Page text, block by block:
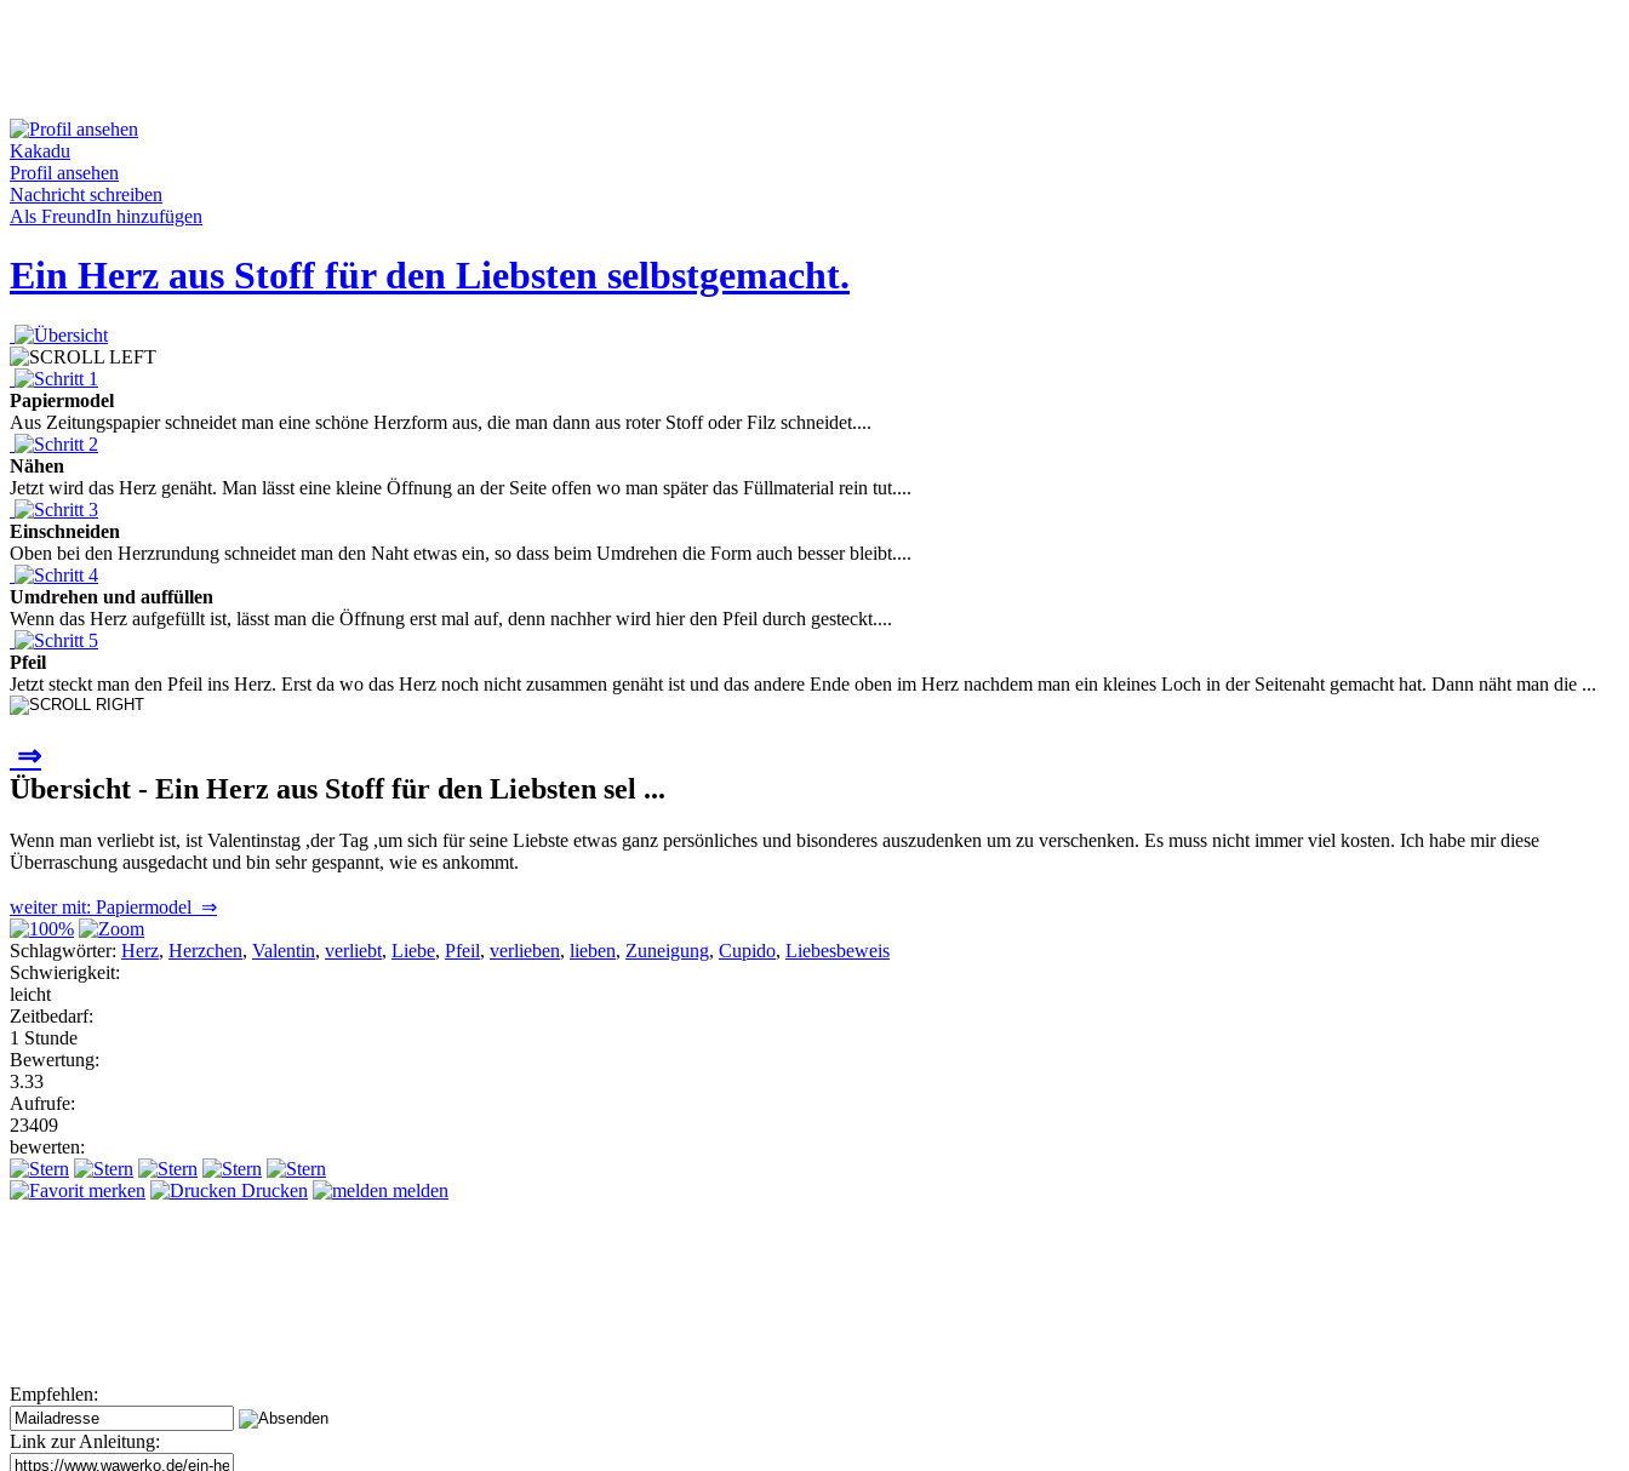
Kakadu
Profil ansehen
Nachricht schreiben
Als FreundIn hinzufügen
Ein Herz aus Stoff für den Liebsten selbstgemacht.
Papiermodel
Aus Zeitungspapier schneidet man eine schöne Herzform aus, die man dann aus roter Stoff oder Filz schneidet....
Nähen
Jetzt wird das Herz genäht. Man lässt eine kleine Öffnung an der Seite offen wo man später das Füllmaterial rein tut....
Einschneiden
Oben bei den Herzrundung schneidet man den Naht etwas ein, so dass beim Umdrehen die Form auch besser bleibt....
Umdrehen und auffüllen
Wenn das Herz aufgefüllt ist, lässt man die Öffnung erst mal auf, denn nachher wird hier den Pfeil durch gesteckt....
Pfeil
Jetzt steckt man den Pfeil ins Herz. Erst da wo das Herz noch nicht zusammen genäht ist und das andere Ende oben im Herz nachdem man ein kleines Loch in der Seitenaht gemacht hat. Dann näht man die ...
⇒
Übersicht - Ein Herz aus Stoff für den Liebsten sel ...
Wenn man verliebt ist, ist Valentinstag ,der Tag ,um sich für seine Liebste etwas ganz persönliches und bisonderes auszudenken um zu verschenken. Es muss nicht immer viel kosten. Ich habe mir diese
Überraschung ausgedacht und bin sehr gespannt, wie es ankommt.
weiter mit: Papiermodel ⇒
Schlagwörter: Herz, Herzchen, Valentin, verliebt, Liebe, Pfeil, verlieben, lieben, Zuneigung, Cupido, Liebesbeweis
Schwierigkeit:
leicht
Zeitbedarf:
1 Stunde
Bewertung:
3.33
Aufrufe:
23409
bewerten:
merken Drucken melden
Empfehlen:
Link zur Anleitung: